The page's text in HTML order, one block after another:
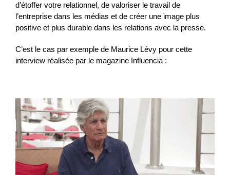
d’étoffer votre relationnel, de valoriser le travail de
l’entreprise dans les médias et de créer une image plus
positive et plus durable dans les relations avec la presse.
C’est le cas par exemple de Maurice Lévy pour cette
interview réalisée par le magazine Influencia :